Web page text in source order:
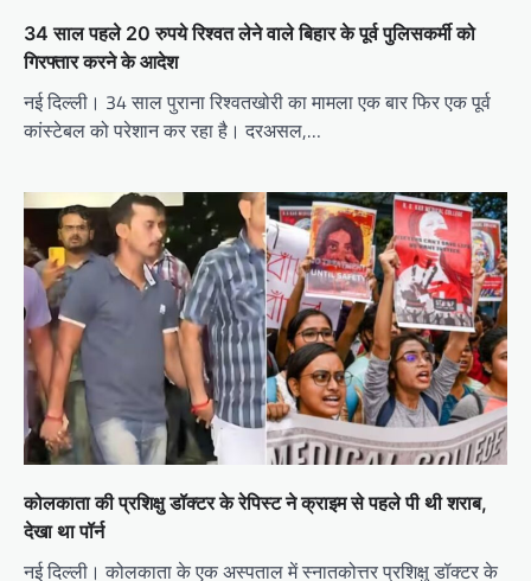
34 साल पहले 20 रुपये रिश्वत लेने वाले बिहार के पूर्व पुलिसकर्मी को
गिरफ्तार करने के आदेश
नई दिल्ली। 34 साल पुराना रिश्वतखोरी का मामला एक बार फिर एक पूर्व
कांस्टेबल को परेशान कर रहा है। दरअसल,…
कोलकाता की प्रशिक्षु डॉक्टर के रेपिस्ट ने क्राइम से पहले पी थी शराब,
देखा था पॉर्न
नई दिल्ली। कोलकाता के एक अस्पताल में स्नातकोत्तर प्रशिक्षु डॉक्टर के